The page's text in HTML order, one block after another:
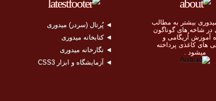
◄ پُرتال (سردر) میدوری
◄ کتابخانه میدوری
◄ نگارخانه میدوری
◄ آزمایشگاه و ابزار CSS3
میدوری بيشتر به مطالب
در شاخه های گوناگون
آموزش اُريگامی و
های کاغذی پرداخته
ميشود .